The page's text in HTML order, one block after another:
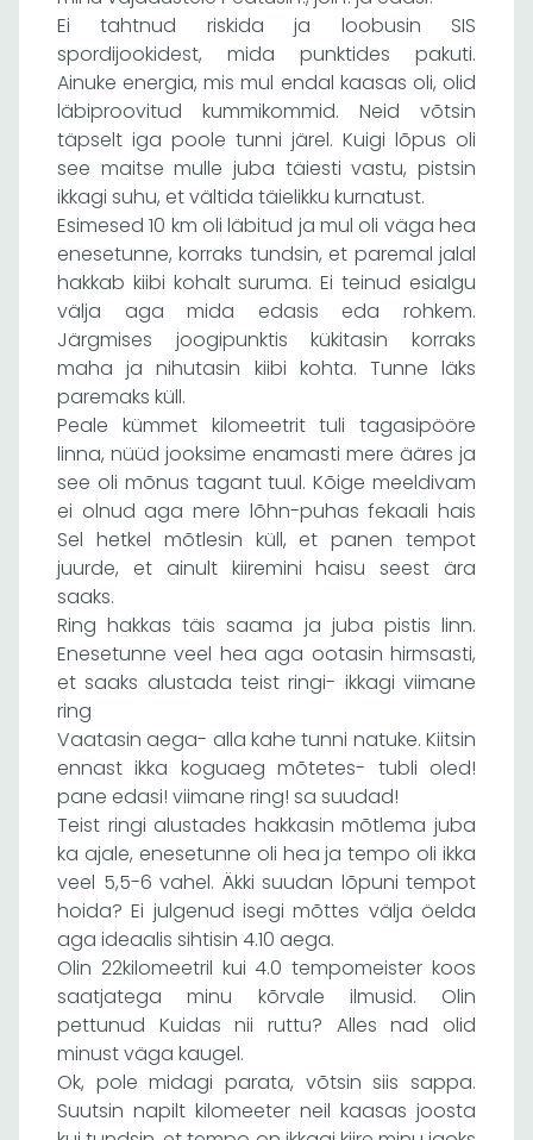
Ei tahtnud riskida ja loobusin SIS
spordijookidest, mida punktides pakuti.
Ainuke energia, mis mul endal kaasas oli, olid
läbiproovitud kummikommid. Neid võtsin
täpselt iga poole tunni järel. Kuigi lõpus oli
see maitse mulle juba täiesti vastu, pistsin
ikkagi suhu, et vältida täielikku kurnatust.
Esimesed 10 km oli läbitud ja mul oli väga hea
enesetunne, korraks tundsin, et paremal jalal
hakkab kiibi kohalt suruma. Ei teinud esialgu
välja aga mida edasis eda rohkem.
Järgmises joogipunktis kükitasin korraks
maha ja nihutasin kiibi kohta. Tunne läks
paremaks küll.
Peale kümmet kilomeetrit tuli tagasipööre
linna, nüüd jooksime enamasti mere ääres ja
see oli mõnus tagant tuul. Kõige meeldivam
ei olnud aga mere lõhn-puhas fekaali hais
Sel hetkel mõtlesin küll, et panen tempot
juurde, et ainult kiiremini haisu seest ära
saaks.
Ring hakkas täis saama ja juba pistis linn.
Enesetunne veel hea aga ootasin hirmsasti,
et saaks alustada teist ringi- ikkagi viimane
ring
Vaatasin aega- alla kahe tunni natuke. Kiitsin
ennast ikka koguaeg mõtetes- tubli oled!
pane edasi! viimane ring! sa suudad!
Teist ringi alustades hakkasin mõtlema juba
ka ajale, enesetunne oli hea ja tempo oli ikka
veel 5,5-6 vahel. Äkki suudan lõpuni tempot
hoida? Ei julgenud isegi mõttes välja öelda
aga ideaalis sihtisin 4.10 aega.
Olin 22kilomeetril kui 4.0 tempomeister koos
saatjatega minu kõrvale ilmusid. Olin
pettunud Kuidas nii ruttu? Alles nad olid
minust väga kaugel.
Ok, pole midagi parata, võtsin siis sappa.
Suutsin napilt kilomeeter neil kaasas joosta